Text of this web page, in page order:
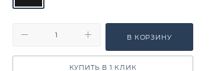
В КОРЗИНУ
КУПИТЬ В 1 КЛИК